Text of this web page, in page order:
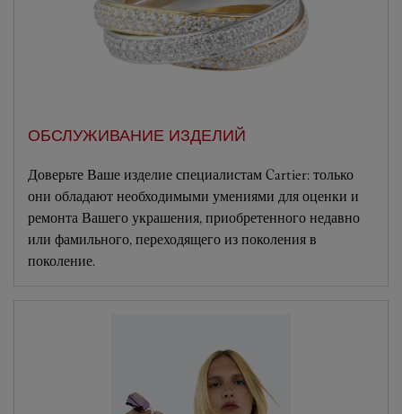
ОБСЛУЖИВАНИЕ ИЗДЕЛИЙ
Доверьте Ваше изделие специалистам Cartier: только
они обладают необходимыми умениями для оценки и
ремонта Вашего украшения, приобретенного недавно
или фамильного, переходящего из поколения в
поколение.